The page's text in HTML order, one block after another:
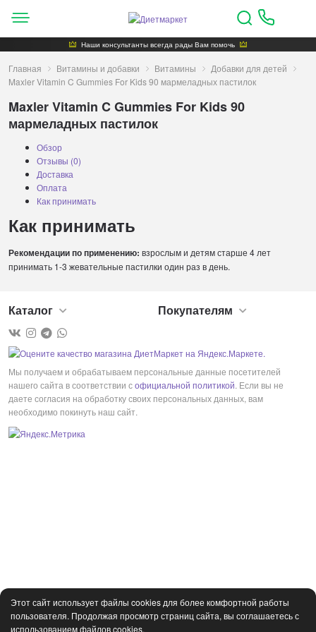
Этот сайт использует файлы cookies для более комфортной работы
пользователя. Продолжая просмотр страниц сайта, вы соглашаетесь с
использованием файлов cookies.
Наши консультанты всегда рады Вам помочь
Главная Витамины и добавки Витамины
Добавки для детей
Maxler Vitamin C Gummies For Kids 90 мармеладных пастилок
Maxler Vitamin C Gummies For Kids 90
мармеладных пастилок
Обзор
Отзывы (0)
Доставка
Оплата
Как принимать
Как принимать
Рекомендации по применению: взрослым и детям старше 4 лет
принимать 1-3 жевательные пастилки один раз в день.
Каталог Покупателям
Мы получаем и обрабатываем персональные данные посетителей
нашего сайта в соответствии софициальной политикой. Если вы не
даете согласия на обработку своих персональных данных, вам
необходимо покинуть наш сайт.